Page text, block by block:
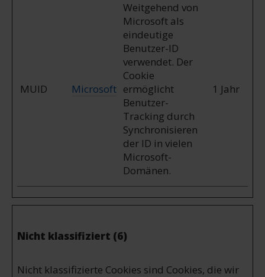
MUID Microsoft
Weitgehend von
Microsoft als
eindeutige
Benutzer-ID
verwendet. Der
Cookie
ermöglicht
Benutzer-
Tracking durch
Synchronisieren
der ID in vielen
Microsoft-
Domänen.
1 Jahr
Nicht klassifiziert (6)
Nicht klassifizierte Cookies sind Cookies, die wir